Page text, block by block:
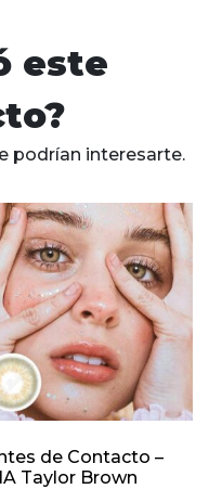
este
podrían interesarte.
de Contacto –
Taylor Brown